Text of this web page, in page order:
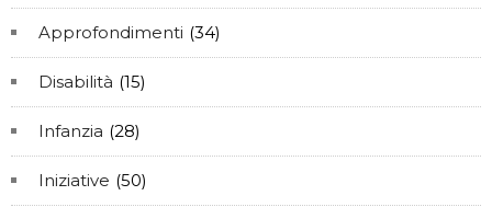
Approfondimenti (34)
Disabilità (15)
Infanzia (28)
Iniziative (50)